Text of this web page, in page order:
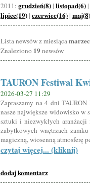
2011: grudzień(8) | listopad(6) |
lipiec(19) | czerwiec(16) | maj(8)
Lista newsów z miesiąca
Znaleziono 19 newsów
TAURON Festiwal
2026-03-27 11:29
Zapraszamy na 4 dni
nasze największe widowisko w
sztuki i niezwykłych
zabytkowych wnętrzach
magiczną, wiosenną atmosferę
czytaj więcej... (kliknij)
dodaj komentarz